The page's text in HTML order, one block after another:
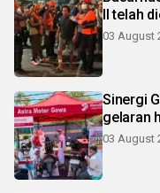
II telah
03 August
Sinergi
gelaran
03 August